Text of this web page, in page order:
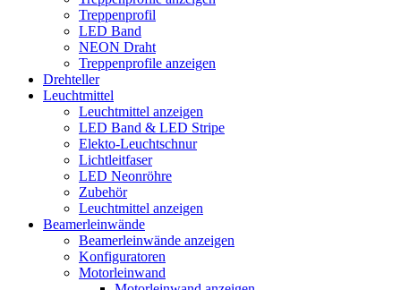
Treppenprofil
LED Band
NEON Draht
Treppenprofile anzeigen
Drehteller
Leuchtmittel
Leuchtmittel anzeigen
LED Band & LED Stripe
Elekto-Leuchtschnur
Lichtleitfaser
LED Neonröhre
Zubehör
Leuchtmittel anzeigen
Beamerleinwände
Beamerleinwände anzeigen
Konfiguratoren
Motorleinwand